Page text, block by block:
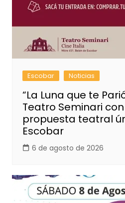
Escobar Noticias
“La Luna que te
Teatro Seminari
propuesta teatral
Escobar
6 de agosto de 2026